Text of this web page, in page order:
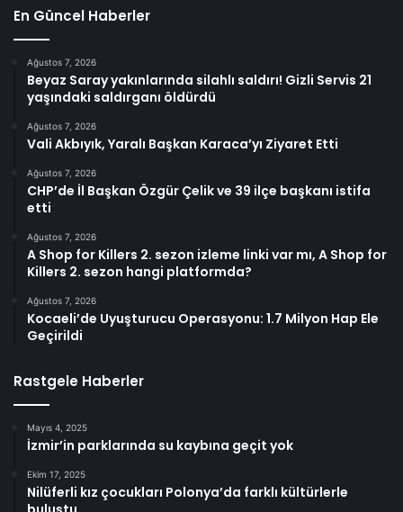
En Güncel Haberler
Ağustos 7, 2026
Beyaz Saray yakınlarında silahlı saldırı! Gizli Servis 21
yaşındaki saldırganı öldürdü
Ağustos 7, 2026
Vali Akbıyık, Yaralı Başkan Karaca’yı Ziyaret Etti
Ağustos 7, 2026
CHP’de İl Başkan Özgür Çelik ve 39 ilçe başkanı istifa
etti
Ağustos 7, 2026
A Shop for Killers 2. sezon izleme linki var mı, A Shop for
Killers 2. sezon hangi platformda?
Ağustos 7, 2026
Kocaeli’de Uyuşturucu Operasyonu: 1.7 Milyon Hap Ele
Geçirildi
Rastgele Haberler
Mayıs 4, 2025
İzmir’in parklarında su kaybına geçit yok
Ekim 17, 2025
Nilüferli kız çocukları Polonya’da farklı kültürlerle